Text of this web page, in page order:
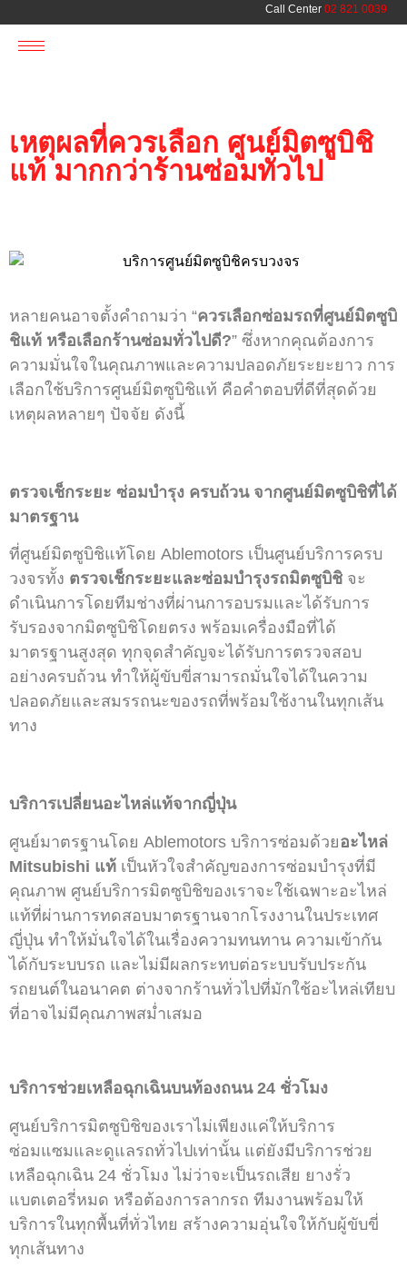
Call Center 02 821 0039
เหตุผลที่ควรเลือก ศูนย์มิตซูบิชิ
แท้ มากกว่าร้านซ่อมทั่วไป
หลายคนอาจตั้งคำถามว่า “ควรเลือกซ่อมรถที่ศูนย์มิตซูบิ
ชิแท้ หรือเลือกร้านซ่อมทั่วไปดี?” ซึ่งหากคุณต้องการ
ความมั่นใจในคุณภาพและความปลอดภัยระยะยาว การ
เลือกใช้บริการศูนย์มิตซูบิชิแท้ คือคำตอบที่ดีที่สุดด้วย
เหตุผลหลายๆ ปัจจัย ดังนี้
ตรวจเช็กระยะ ซ่อมบำรุง ครบถ้วน จากศูนย์มิตซูบิชิที่ได้
มาตรฐาน
ที่ศูนย์มิตซูบิชิแท้โดย Ablemotors เป็นศูนย์บริการครบ
วงจรทั้ง ตรวจเช็กระยะและซ่อมบำรุงรถมิตซูบิชิ จะ
ดำเนินการโดยทีมช่างที่ผ่านการอบรมและได้รับการ
รับรองจากมิตซูบิชิโดยตรง พร้อมเครื่องมือที่ได้
มาตรฐานสูงสุด ทุกจุดสำคัญจะได้รับการตรวจสอบ
อย่างครบถ้วน ทำให้ผู้ขับขี่สามารถมั่นใจได้ในความ
ปลอดภัยและสมรรถนะของรถที่พร้อมใช้งานในทุกเส้น
ทาง
บริการเปลี่ยนอะไหล่แท้จากญี่ปุ่น
ศูนย์มาตรฐานโดย Ablemotors บริการซ่อมด้วยอะไหล่
Mitsubishi แท้ เป็นหัวใจสำคัญของการซ่อมบำรุงที่มี
คุณภาพ ศูนย์บริการมิตซูบิชิของเราจะใช้เฉพาะอะไหล่
แท้ที่ผ่านการทดสอบมาตรฐานจากโรงงานในประเทศ
ญี่ปุ่น ทำให้มั่นใจได้ในเรื่องความทนทาน ความเข้ากัน
ได้กับระบบรถ และไม่มีผลกระทบต่อระบบรับประกัน
รถยนต์ในอนาคต ต่างจากร้านทั่วไปที่มักใช้อะไหล่เทียบ
ที่อาจไม่มีคุณภาพสม่ำเสมอ
บริการช่วยเหลือฉุกเฉินบนท้องถนน 24 ชั่วโมง
ศูนย์บริการมิตซูบิชิของเราไม่เพียงแค่ให้บริการ
ซ่อมแซมและดูแลรถทั่วไปเท่านั้น แต่ยังมีบริการช่วย
เหลือฉุกเฉิน 24 ชั่วโมง ไม่ว่าจะเป็นรถเสีย ยางรั่ว
แบตเตอรี่หมด หรือต้องการลากรถ ทีมงานพร้อมให้
บริการในทุกพื้นที่ทั่วไทย สร้างความอุ่นใจให้กับผู้ขับขี่
ทุกเส้นทาง